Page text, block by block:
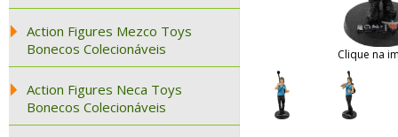
Action Figures Mezco Toys
Bonecos Colecionáveis
Action Figures Neca Toys
Bonecos Colecionáveis
Clique na